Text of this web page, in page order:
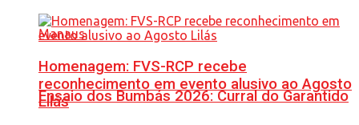
Ensaio dos Bumbás 2026: Curral do Garantido
Homenagem: FVS-RCP recebe
reconhecimento em evento alusivo ao Agosto
Lilás